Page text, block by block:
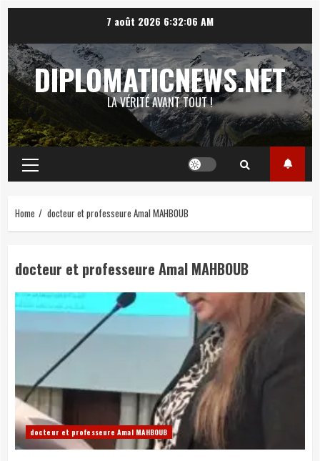
content
7 août 2026 6:32:07 AM
DIPLOMATICNEWS.NET
LA VÉRITÉ AVANT TOUT !
Primary
Menu
Home docteur et professeure Amal MAHBOUB
docteur et professeure Amal MAHBOUB
docteur et professeure Amal MAHBOUB